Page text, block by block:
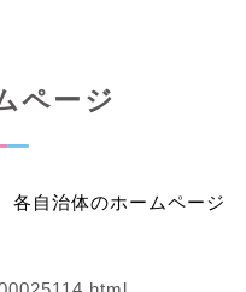
ページ
各自治体のホームページ